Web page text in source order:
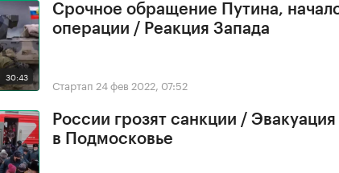
30:43
Срочное обращение Путина,
операции / Реакция Запада
Стартап 24 фев 2022, 07:52
России грозят санкции /
в Подмосковье